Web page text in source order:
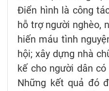
Điển hình là công
hỗ trợ người nghèo,
hiến máu tình
hội; xây dựng nhà
kế cho người dân
Những kết quả đó